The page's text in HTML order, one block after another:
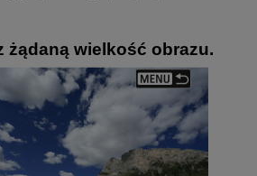
żądaną wielkość obrazu.